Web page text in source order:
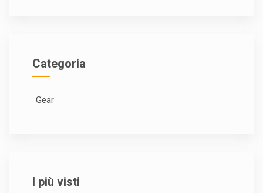
Categoria
Gear
I più visti